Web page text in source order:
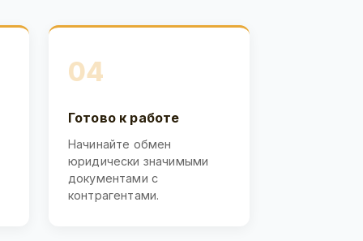
04
Готово к работе
Начинайте обмен
юридически значимыми
документами с
контрагентами.